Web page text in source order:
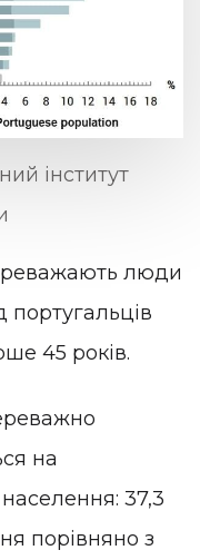
інститут
люди
португальців
45 років.
на
37,3
порівняно з